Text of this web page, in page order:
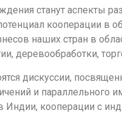
станут аспекты
кооперации
наших стран в
деревообработки,
дискуссии,
и параллельного
Индии, кооперации с